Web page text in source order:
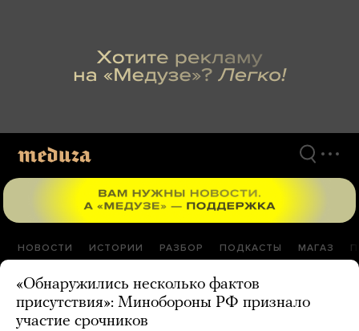
НОВОСТИ ИСТОРИИ РАЗБОР ПОДКАСТЫ МАГАЗ
«Обнаружились несколько фактов
присутствия»: Минобороны РФ признало
участие срочников